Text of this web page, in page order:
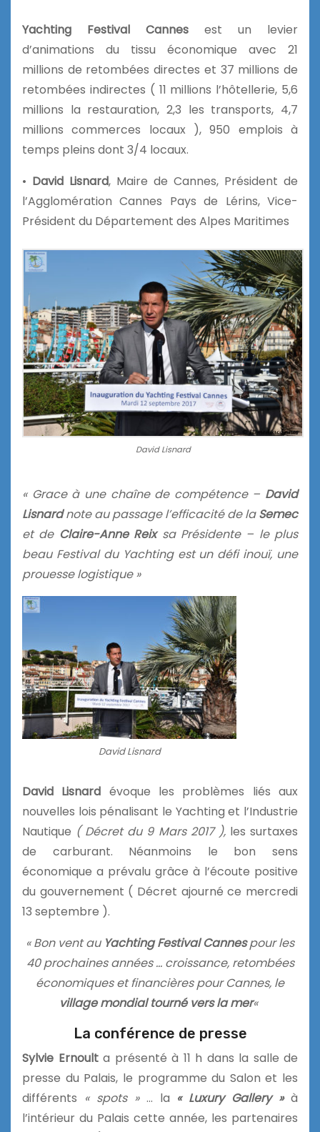
Yachting Festival Cannes est un levier
d’animations du tissu économique avec 21
millions de retombées directes et 37 millions de
retombées indirectes ( 11 millions l’hôtellerie, 5,6
millions la restauration, 2,3 les transports, 4,7
millions commerces locaux ), 950 emplois à
temps pleins dont 3/4 locaux.
• David Lisnard, Maire de Cannes, Président de
l’Agglomération Cannes Pays de Lérins, Vice-
Président du Département des Alpes Maritimes
David Lisnard
« Grace à une chaîne de compétence – David
Lisnardnote au passage l’efficacité de laSemec
et de Claire-Anne Reixsa Présidente – le plus
beau Festival du Yachting est un défi inouï, une
prouesse logistique »
David Lisnard
David Lisnard évoque les problèmes liés aux
nouvelles lois pénalisant le Yachting et l’Industrie
Nautique ( Décret du 9 Mars 2017 ),les surtaxes
de carburant. Néanmoins le bon sens
économique a prévalu grâce à l’écoute positive
du gouvernement ( Décret ajourné ce mercredi
13 septembre ).
« Bon vent au Yachting Festival Cannespour les
40 prochaines années … croissance, retombées
économiques et financières pour Cannes, le
village mondial tourné vers la mer«
La conférence de presse
Sylvie Ernoulta présenté à 11 h dans la salle de
presse du Palais, le programme du Salon et les
différents « spots »… la « Luxury Gallery »à
l’intérieur du Palais cette année, les partenaires